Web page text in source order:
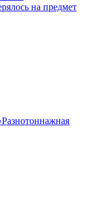
на предмет